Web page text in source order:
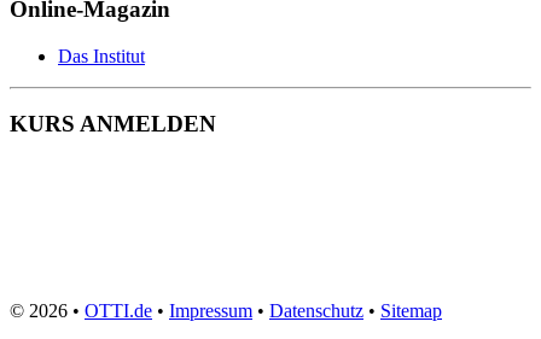
Online-Magazin
Das Institut
KURS ANMELDEN
© 2026 • OTTI.de • Impressum • Datenschutz • Sitemap